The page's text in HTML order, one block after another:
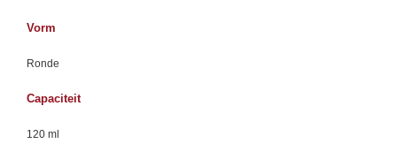
Vorm
Ronde
Capaciteit
120 ml